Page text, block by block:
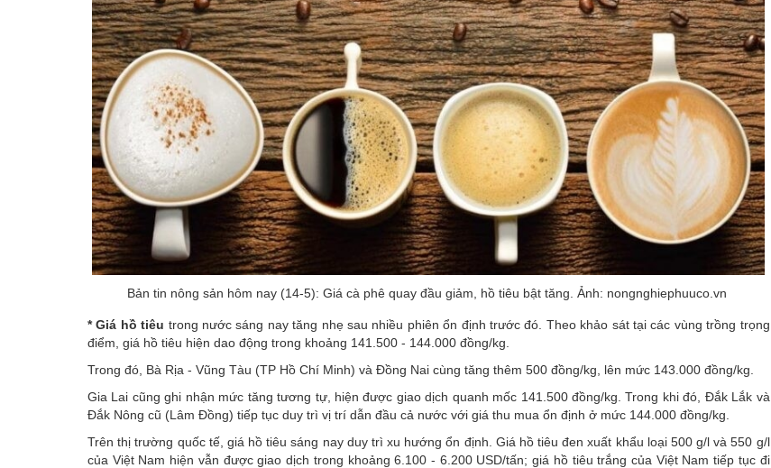
Bản tin nông sản hôm nay (14-5): Giá cà phê quay đầu giảm, hồ tiêu bật tăng. Ảnh: nongnghiephuuco.vn
*Giá hồ tiêu trong nước sáng nay tăng nhẹ sau nhiều phiên ổn định trước đó. Theo khảo sát tại các vùng trồng trọng
điểm, giá hồ tiêu hiện dao động trong khoảng 141.500 - 144.000 đồng/kg.
Trong đó, Bà Rịa - Vũng Tàu (TP Hồ Chí Minh) và Đồng Nai cùng tăng thêm 500 đồng/kg, lên mức 143.000 đồng/kg.
Gia Lai cũng ghi nhận mức tăng tương tự, hiện được giao dịch quanh mốc 141.500 đồng/kg. Trong khi đó, Đắk Lắk và
Đắk Nông cũ (Lâm Đồng) tiếp tục duy trì vị trí dẫn đầu cả nước với giá thu mua ổn định ở mức 144.000 đồng/kg.
Trên thị trường quốc tế, giá hồ tiêu sáng nay duy trì xu hướng ổn định. Giá hồ tiêu đen xuất khẩu loại 500 g/l và 550 g/l
của Việt Nam hiện vẫn được giao dịch trong khoảng 6.100 - 6.200 USD/tấn; giá hồ tiêu trắng của Việt Nam tiếp tục đi